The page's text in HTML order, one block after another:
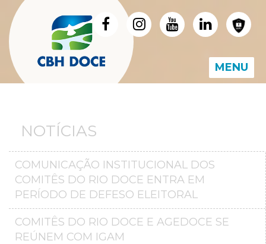
MENU
NOTÍCIAS
COMUNICAÇÃO INSTITUCIONAL DOS
COMITÊS DO RIO DOCE ENTRA EM
PERÍODO DE DEFESO ELEITORAL
COMITÊS DO RIO DOCE E AGEDOCE SE
REÚNEM COM IGAM